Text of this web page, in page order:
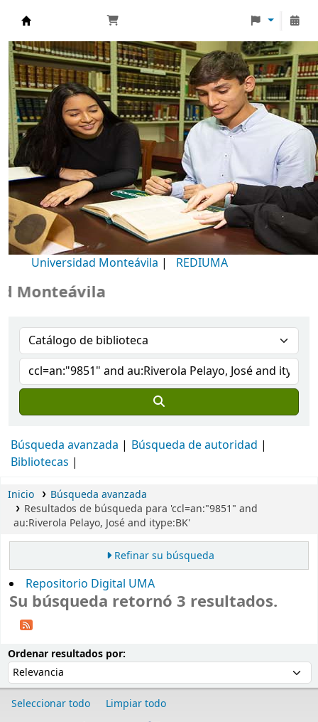
Biblioteca Universidad Monteávila
Universidad Monteávila | REDIUMA
Búsqueda avanzada
Búsqueda de autoridad
Bibliotecas
Inicio
Búsqueda avanzada
Resultados de búsqueda para 'ccl=an:"9851" and
au:Riverola Pelayo, José and itype:BK'
Refinar su búsqueda
Repositorio Digital UMA
Su búsqueda retornó 3 resultados.
Ordenar resultados por:
Seleccionar todo
Limpiar todo